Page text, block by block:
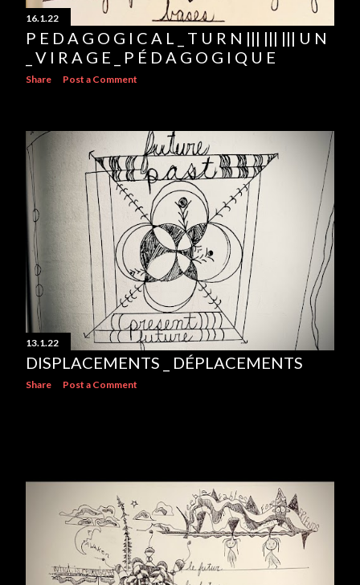
16.1.22
P E D A G O G I C A L _ T U R N ||| ||| ||| U N
_ V I R A G E _ P É D A G O G I Q U E
Share Post a Comment
13.1.22
DISPLACEMENTS _ DÉPLACEMENTS
Share Post a Comment